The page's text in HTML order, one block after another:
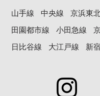
山手線 中央線 京浜東
田園都市線
小田急線
日比谷線
大江戸線 新